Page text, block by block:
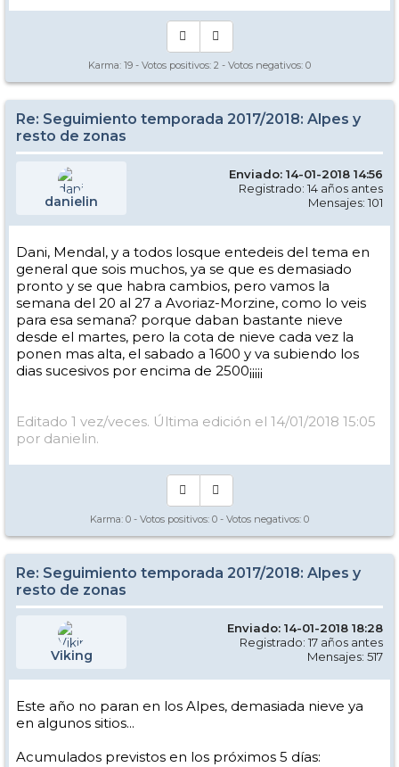
Karma: 19 - Votos positivos: 2 - Votos negativos: 0
Re: Seguimiento temporada 2017/2018: Alpes y
resto de zonas
danielin
Enviado: 14-01-2018 14:56
Registrado: 14 años antes
Mensajes: 101
Dani, Mendal, y a todos losque entedeis del tema en
general que sois muchos, ya se que es demasiado
pronto y se que habra cambios, pero vamos la
semana del 20 al 27 a Avoriaz-Morzine, como lo veis
para esa semana? porque daban bastante nieve
desde el martes, pero la cota de nieve cada vez la
ponen mas alta, el sabado a 1600 y va subiendo los
dias sucesivos por encima de 2500¡¡¡¡¡
Editado 1 vez/veces. Última edición el 14/01/2018 15:05
por danielin.
Karma: 0 - Votos positivos: 0 - Votos negativos: 0
Re: Seguimiento temporada 2017/2018: Alpes y
resto de zonas
Viking
Enviado: 14-01-2018 18:28
Registrado: 17 años antes
Mensajes: 517
Este año no paran en los Alpes, demasiada nieve ya
en algunos sitios...
Acumulados previstos en los próximos 5 días: